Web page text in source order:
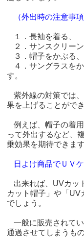
（外出時の注意事
１．長袖を着る、
２．サンスクリーン
３．帽子をかぶる、
４．サングラスを
す。
紫外線の対策では
果を上げることができ
例えば、帽子の着
って外出するなど、
乗効果を期待できます
日よけ商品でＵＶ
出来れば、UVカッ
カット帽子」や「UV
でしょう。
一般に販売されて
通過させてしまうも